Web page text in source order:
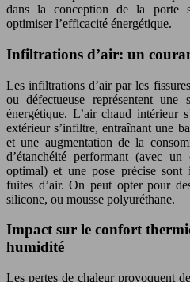
dans la conception de la porte
optimiser l’efficacité énergétique.
Infiltrations d’air: un
Les infiltrations d’air par les
ou défectueuse représentent une
énergétique. L’air chaud intérieur
extérieur s’infiltre, entraînant une
et une augmentation de la
d’étanchéité performant (avec
optimal) et une pose précise sont
fuites d’air. On peut opter pour
silicone, ou mousse polyuréthane.
Impact sur le confort
humidité
Les pertes de chaleur provoquent